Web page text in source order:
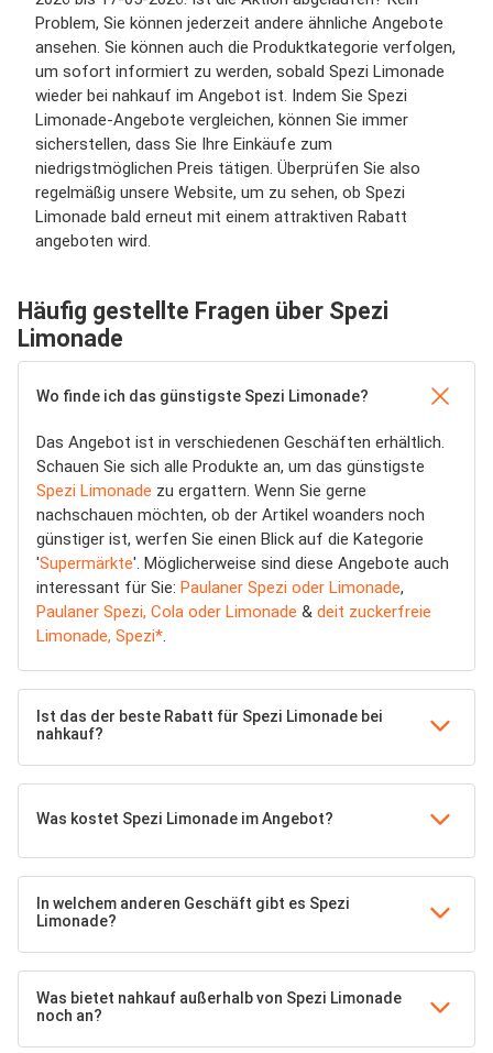
Problem, Sie können jederzeit andere ähnliche Angebote
ansehen. Sie können auch die Produktkategorie verfolgen,
um sofort informiert zu werden, sobald Spezi Limonade
wieder bei nahkauf im Angebot ist. Indem Sie Spezi
Limonade-Angebote vergleichen, können Sie immer
sicherstellen, dass Sie Ihre Einkäufe zum
niedrigstmöglichen Preis tätigen. Überprüfen Sie also
regelmäßig unsere Website, um zu sehen, ob Spezi
Limonade bald erneut mit einem attraktiven Rabatt
angeboten wird.
Häufig gestellte Fragen über Spezi
Limonade
Wo finde ich das günstigste Spezi Limonade?
Das Angebot ist in verschiedenen Geschäften erhältlich.
Schauen Sie sich alle Produkte an, um das günstigste
Spezi Limonade zu ergattern. Wenn Sie gerne
nachschauen möchten, ob der Artikel woanders noch
günstiger ist, werfen Sie einen Blick auf die Kategorie
'Supermärkte'. Möglicherweise sind diese Angebote auch
interessant für Sie: Paulaner Spezi oder Limonade,
Paulaner Spezi, Cola oder Limonade & deit zuckerfreie
Limonade, Spezi*.
Ist das der beste Rabatt für Spezi Limonade bei
nahkauf?
Was kostet Spezi Limonade im Angebot?
In welchem anderen Geschäft gibt es Spezi
Limonade?
Was bietet nahkauf außerhalb von Spezi Limonade
noch an?